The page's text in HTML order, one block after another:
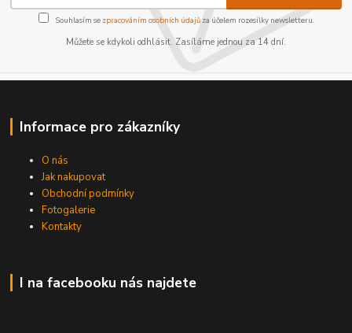
Souhlasím se zpracováním osobních údajůza účelem rozesílky newsletteru.
Můžete se kdykoli odhlásit. Zasíláme jednou za 14 dní.
Informace pro zákazníky
O nás
Jak nakupovat
Obchodní podmínky
Fotogalerie
Kontakty
I na facebooku nás najdete